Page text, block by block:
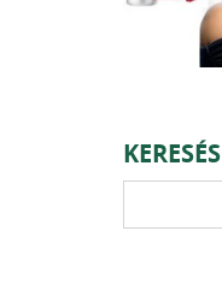
KERESÉS